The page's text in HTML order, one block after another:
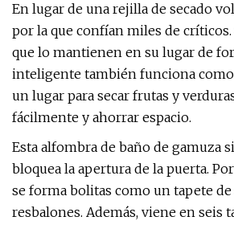
En lugar de una rejilla de secado
por la que confían miles de
que lo mantienen en su lugar de
inteligente también funciona como
un lugar para secar frutas y
fácilmente y ahorrar espacio.
Esta alfombra de baño de gamuza
bloquea la apertura de la puerta.
se forma bolitas como un tapete
resbalones. Además, viene en seis